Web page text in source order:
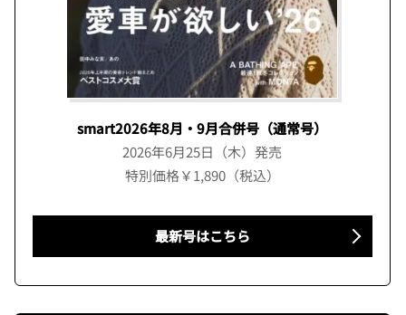
smart2026年8月・9月合併号（通常号）
2026年6月25日（木）発売
特別価格￥1,890（税込）
最新号はこちら